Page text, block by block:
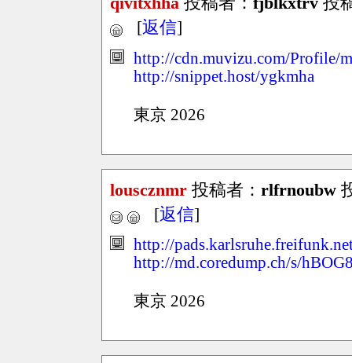
[返信]
http://cdn.muvizu.com/Profile/
http://snippet.host/ygkmha
東京 2026
louscznmr 投稿者： rlfrnoubw
[返信]
http://
http://md.coredump.ch/s/
東京 2026